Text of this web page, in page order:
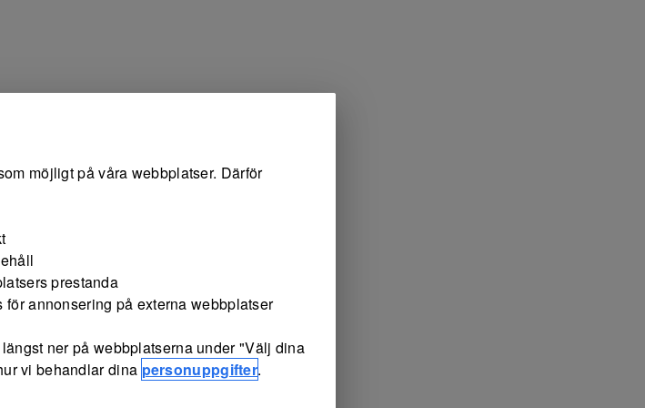
möjligt på våra webbplatser. Därför
prestanda
annonsering på externa webbplatser
ner på webbplatserna under "Välj dina
vi behandlar dina personuppgifter.